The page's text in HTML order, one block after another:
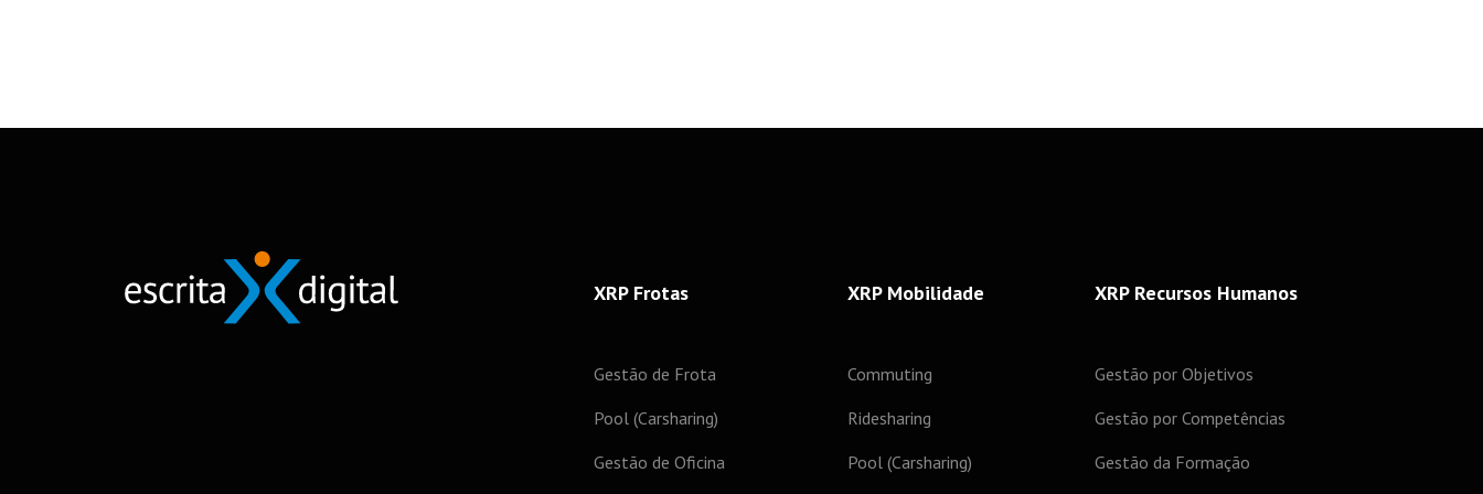
XRP Frotas
Gestão de Frota
Pool (Carsharing)
Gestão de Oficina
XRP Mobilidade
Commuting
Ridesharing
Pool (Carsharing)
XRP Recursos Humanos
Gestão por Objetivos
Gestão por Competências
Gestão da Formação